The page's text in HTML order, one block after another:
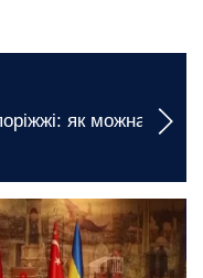
як можна